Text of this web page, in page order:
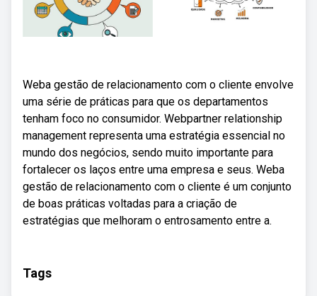
Weba gestão de relacionamento com o cliente envolve
uma série de práticas para que os departamentos
tenham foco no consumidor. Webpartner relationship
management representa uma estratégia essencial no
mundo dos negócios, sendo muito importante para
fortalecer os laços entre uma empresa e seus. Weba
gestão de relacionamento com o cliente é um conjunto
de boas práticas voltadas para a criação de
estratégias que melhoram o entrosamento entre a.
Tags